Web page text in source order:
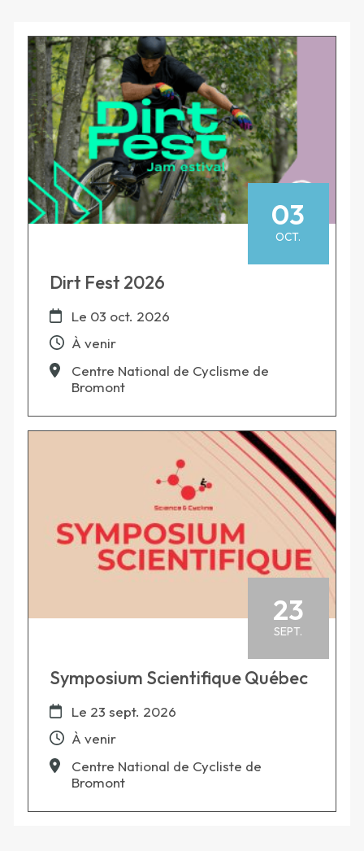
03
OCT.
Dirt Fest 2026
Le 03 oct. 2026
À venir
Centre National de Cyclisme de
Bromont
23
SEPT.
Symposium Scientifique Québec
Le 23 sept. 2026
À venir
Centre National de Cycliste de
Bromont